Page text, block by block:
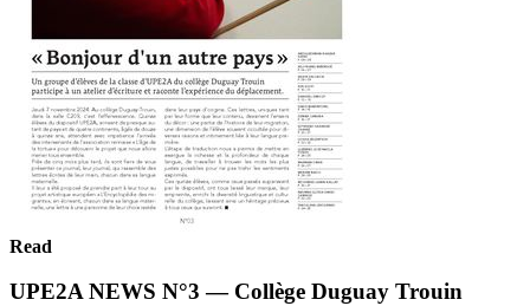
Read
UPE2A NEWS N°3 — Collège Duguay Trouin